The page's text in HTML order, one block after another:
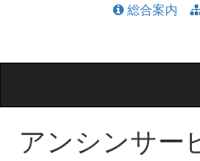
総合案内
アンシンサー